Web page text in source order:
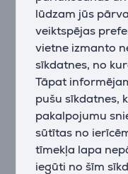
lūdzam jūs
veiktspējas
vietne izmanto
sīkdatnes, no
Tāpat
pušu sīkdatnes,
pakalpojumu
sūtītas no
tīmekļa lapa
iegūti no šīm
radikāļu
matu veselību.
“Color Lock” efekts
krāsotu matu
rezultāta noturību,
spīdumu.
Gaidstāves funkcija
iQ3 ir aprīkots ar
izslēgties, vienkārši